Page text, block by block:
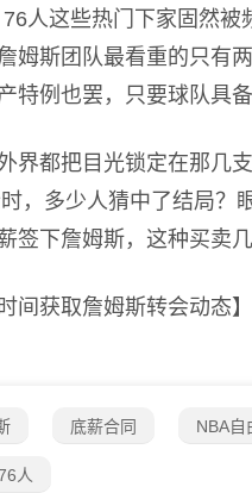
人这些热门下家固然
姆斯团队最看重的只有
特例也罢，只要球队具
都把目光锁定在那几
，多少人猜中了结局？
下詹姆斯，这种买卖几
获取詹姆斯转会动态】
底薪合同 NBA自
人